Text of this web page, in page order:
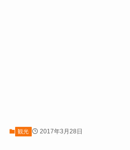
観光 2017年3月28日